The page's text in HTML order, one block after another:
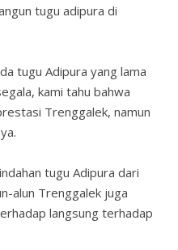
tugu adipura di
tugu Adipura yang lama
kami tahu bahwa
Trenggalek, namun
tugu Adipura dari
alun Trenggalek juga
langsung terhadap